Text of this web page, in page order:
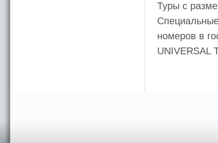
Туры с
номеров в
UNIVERSAL